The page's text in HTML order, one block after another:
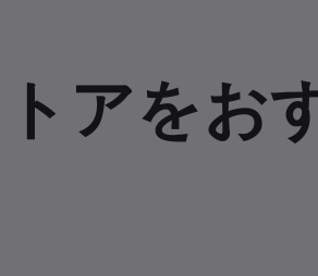
アをお